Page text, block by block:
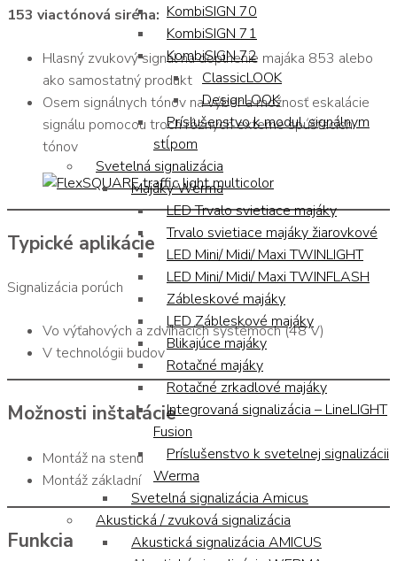
KombiSIGN 70
KombiSIGN 71
KombiSIGN 72
ClassicLOOK
DesignLOOK
Príslušenstvo k modul. signálnym
stĺpom
Svetelná signalizácia
Majáky Werma
LED Trvalo svietiace majáky
Trvalo svietiace majáky žiarovkové
LED Mini/ Midi/ Maxi TWINLIGHT
LED Mini/ Midi/ Maxi TWINFLASH
Zábleskové majáky
LED Zábleskové majáky
Blikajúce majáky
Rotačné majáky
Rotačné zrkadlové majáky
Integrovaná signalizácia – LineLIGHT
Fusion
Príslušenstvo k svetelnej signalizácii
Werma
Svetelná signalizácia Amicus
Akustická / zvuková signalizácia
Akustická signalizácia AMICUS
153 viactónová siréna:
Hlasný zvukový signál na doplnenie majáka 853 alebo
ako samostatný produkt
Osem signálnych tónov na výber a možnosť eskalácie
signálu pomocou troch rôznych externe spúšťacích
tónov
Typické aplikácie
Signalizácia porúch
Vo výťahových a zdvíhacích systémoch (48 V)
V technológii budov
Možnosti inštalácie
Montáž na stenu
Montáž základní
Funkcia